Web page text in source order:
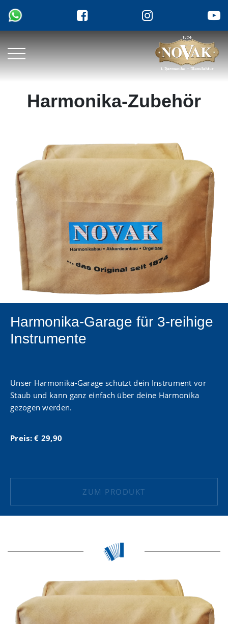
Harmonika-Zubehör
Harmonika-Garage für 3-reihige
Instrumente
Unser Harmonika-Garage schützt dein Instrument vor
Staub und kann ganz einfach über deine Harmonika
gezogen werden.
Preis: € 29,90
ZUM PRODUKT